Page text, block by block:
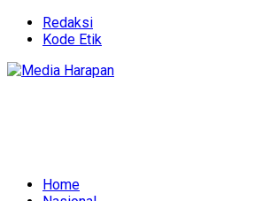
Redaksi
Kode Etik
Home